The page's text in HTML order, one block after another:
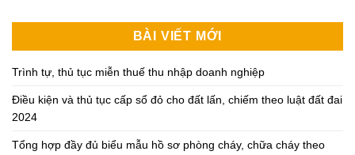
BÀI VIẾT MỚI
Trình tự, thủ tục miễn thuế thu nhập doanh nghiệp
Điều kiện và thủ tục cấp sổ đỏ cho đất lấn, chiếm theo luật đất đai
2024
Tổng hợp đầy đủ biểu mẫu hồ sơ phòng cháy, chữa cháy theo